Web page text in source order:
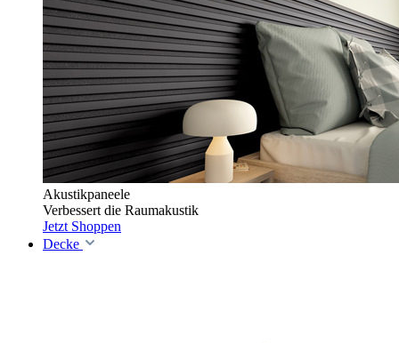
Akustikpaneele
Verbessert die Raumakustik
Jetzt Shoppen
Decke